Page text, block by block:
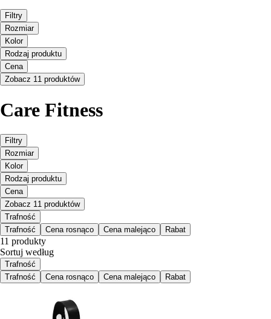
Filtry
Rozmiar
Kolor
Rodzaj produktu
Cena
Zobacz 11 produktów
Care Fitness
Filtry
Rozmiar
Kolor
Rodzaj produktu
Cena
Zobacz 11 produktów
Trafność
Trafność
Cena rosnąco Cena malejąco Rabat
11 produkty
Sortuj według
Trafność
Trafność
Cena rosnąco Cena malejąco Rabat